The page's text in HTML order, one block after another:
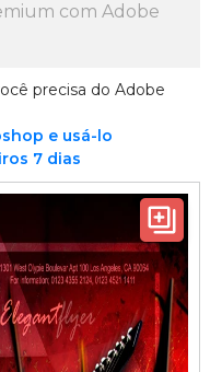
com Adobe
precisa do Adobe
e usá-lo
7 dias